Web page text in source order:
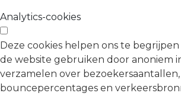
Analytics-cookies
Deze cookies helpen ons te
de website gebruiken door anoniem
verzamelen over bezoekersaantallen,
bouncepercentages en